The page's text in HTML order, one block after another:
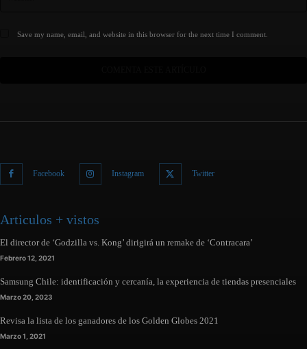
Save my name, email, and website in this browser for the next time I comment.
Facebook Instagram Twitter
Articulos + vistos
El director de ‘Godzilla vs. Kong’ dirigirá un remake de ‘Contracara’
Febrero 12, 2021
Samsung Chile: identificación y cercanía, la experiencia de tiendas presenciales
Marzo 20, 2023
Revisa la lista de los ganadores de los Golden Globes 2021
Marzo 1, 2021